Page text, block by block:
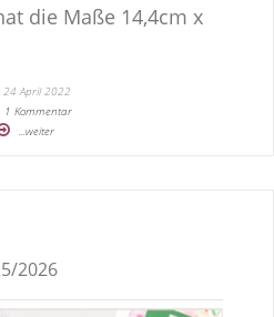
die Maße 14,4cm x
24 April 2022
1 Kommentar
...weiter
2026